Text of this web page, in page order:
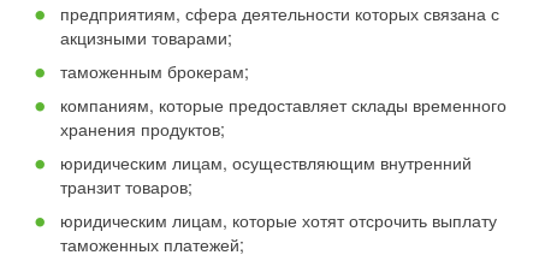
предприятиям, сфера деятельности которых связана с
акцизными товарами;
таможенным брокерам;
компаниям, которые предоставляет склады временного
хранения продуктов;
юридическим лицам, осуществляющим внутренний
транзит товаров;
юридическим лицам, которые хотят отсрочить выплату
таможенных платежей;